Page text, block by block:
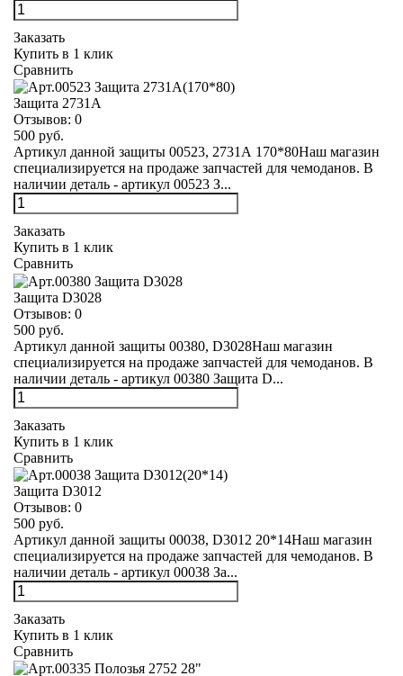
Заказать
Купить в 1 клик
Сравнить
Защита 2731А
Отзывов: 0
500 руб.
Артикул данной защиты 00523, 2731А 170*80Наш магазин
специализируется на продаже запчастей для чемоданов. В
наличии деталь - артикул 00523 З...
Заказать
Купить в 1 клик
Сравнить
Защита D3028
Отзывов: 0
500 руб.
Артикул данной защиты 00380, D3028Наш магазин
специализируется на продаже запчастей для чемоданов. В
наличии деталь - артикул 00380 Защита D...
Заказать
Купить в 1 клик
Сравнить
Защита D3012
Отзывов: 0
500 руб.
Артикул данной защиты 00038, D3012 20*14Наш магазин
специализируется на продаже запчастей для чемоданов. В
наличии деталь - артикул 00038 За...
Заказать
Купить в 1 клик
Сравнить